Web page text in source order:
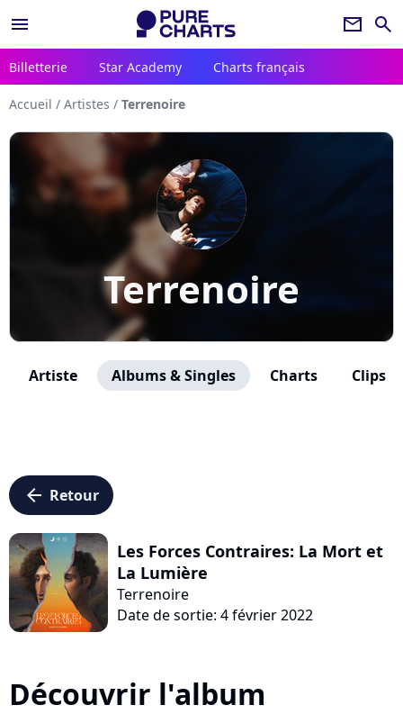
menu newsletter search
Billetterie Star Academy Charts français
Accueil / Artistes / Terrenoire
Terrenoire
Artiste Albums & Singles Charts Clips
arrow_left Retour
Les Forces Contraires: La Mort et
La Lumière
Terrenoire
Date de sortie: 4 février 2022
Découvrir l'album